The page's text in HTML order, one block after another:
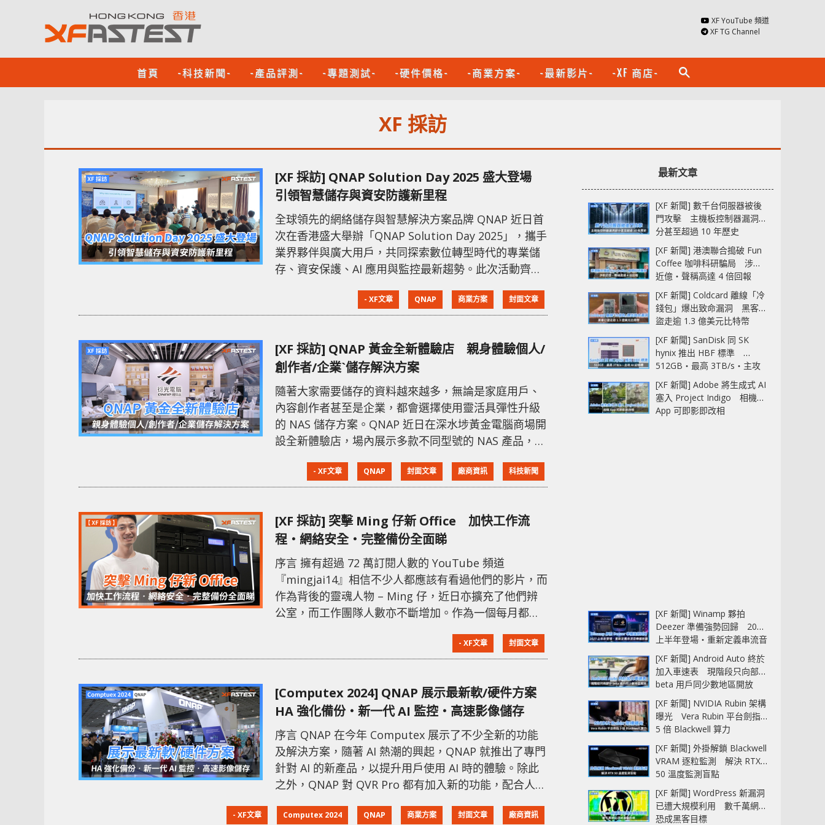
XF YouTube 頻道
XF TG Channel
首頁 -科技新聞- -產品評測- -專題測試- -硬件價格- -商業方案- -最新影片- -XF 商店- search
XF 採訪
[XF 採訪] QNAP Solution Day 2025 盛大登場
引領智慧儲存與資安防護新里程
全球領先的網絡儲存與智慧解決方案品牌 QNAP 近日首
次在香港盛大舉辦「QNAP Solution Day 2025」，攜手
業界夥伴與廣大用戶，共同探索數位轉型時代的專業儲
存、資安保護、AI 應用與監控最新趨勢。此次活動齊聚
驗，協助企業打造更安全、高效、智慧的 IT 基礎架構。
QNAP 解決方案全新登場 全面滿足各行各業需求 隨
雜的資料管理與資安挑戰。QNAP Solution
- XF文章 QNAP 商業方案 封面文章
[XF 採訪] QNAP 黃金全新體驗店 親身體驗個人/
創作者/企業`儲存解決方案
隨著大家需要儲存的資料越來越多，無論是家庭用戶、
內容創作者甚至是企業，都會選擇使用靈活具彈性升級
的 NAS 儲存方案。QNAP 近日在深水埗黃金電腦商場開
設全新體驗店，場內展示多款不同型號的 NAS 產品，並
時不少人都需要更大的儲存空間，以便用作備份電腦或
手機的檔案，對於內容創作者或企業，資料的備份或分
有專人能夠解答各種 NAS 的選擇及應用上的問題。
QNAP 選擇地點方便的黃金電腦商場開
- XF文章 QNAP 封面文章 廠商資訊 科技新聞
[XF 採訪] 突擊 Ming 仔新 Office 加快工作流
程‧網絡安全‧完整備份全面睇
序言 擁有超過 72 萬訂閱人數的 YouTube 頻道
『mingjai14』相信不少人都應該有看過他們的影片，而
作為背後的靈魂人物 – Ming 仔，近日亦擴充了他們辨
公室，而工作團隊人數亦不斷增加。作為一個每月都要
要，隨著 Ming 仔近期搬遷到一個更大的辨公室，就帶
大家一齊參觀了解一下，他的製作團隊如何利用各種網
失事 對於每一條影片的製作，當中都會涉及不同的製作
- XF文章 封面文章
[Computex 2024] QNAP 展示最新軟/硬件方案
HA 強化備份‧新一代 AI 監控‧高速影像儲存
序言 QNAP 在今年 Computex 展示了不少全新的功能
及解決方案，隨著 AI 熱潮的興起，QNAP 就推出了專門
針對 AI 的新產品，以提升用戶使用 AI 時的體驗。除此
之外，QNAP 對 QVR Pro 都有加入新的功能，配合人臉
理的用戶能夠掌握更多如顧客流量或者是僱員出入記錄
- XF文章 Computex 2024 QNAP 商業方案 封面文章 廠商資訊
最新文章
[XF 新聞] 數千台伺服器被後
門攻擊 主機板控制器漏洞部
分甚至超過 10 年歷史
[XF 新聞] 港澳聯合搗破 Fun
Coffee 咖啡科研騙局 涉款
近億‧聲稱高達 4 倍回報
[XF 新聞] Coldcard 離線「冷
錢包」爆出致命漏洞 黑客已
盜走逾 1.3 億美元比特幣
[XF 新聞] SanDisk 同 SK
hynix 推出 HBF 標準
512GB‧最高 3TB/s‧主攻
AI 記憶體
[XF 新聞] Adobe 將生成式 AI
塞入 Project Indigo 相機
App 可即影即改相
[XF 新聞] Winamp 夥拍
Deezer 準備強勢回歸 2027
上半年登場‧重新定義串流音
樂播放器
[XF 新聞] Android Auto 終於
加入車速表 現階段只向部分
beta 用戶同少數地區開放
[XF 新聞] NVIDIA Rubin 架構
曝光 Vera Rubin 平台劍指
5 倍 Blackwell 算力
[XF 新聞] 外掛解鎖 Blackwell
VRAM 逐粒監測 解決 RTX
50 溫度監測盲點
[XF 新聞] WordPress 新漏洞
已遭大規模利用 數千萬網站
恐成黑客目標